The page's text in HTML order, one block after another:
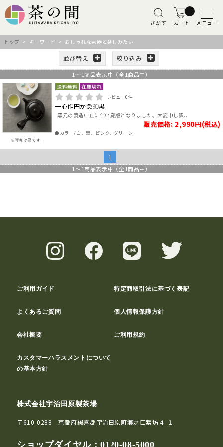
さがす カート メニュー
トップ > キーワード > おしゃれな茶器と楽しみたい
並び替え 絞り込み
1 ～ 1商品表示中（全 1商品中）
※写真は黒です。
レビュー0件
一心作円か急須黒
窯元の製造中止に伴い廃版となりました。大変申し訳..
販売価格: 2,990円(税込)
●カラー/白、黒、ピンク、グリーン
1
1 ～ 1商品表示中（全 1商品中）
ご利用ガイド 特定商取引法に基づく表記
よくあるご質問 個人情報保護方針
会社概要 ご利用規約
カスタマーハラスメントについて
の基本方針
株式会社宇治田原製茶場
〒610-0288 京都府綴喜郡宇治田原町郷之口紫坊４-１
ショップダイヤル：0120-08-5000